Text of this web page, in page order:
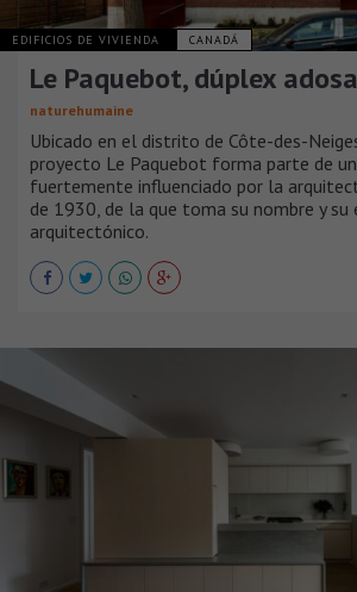
EDIFICIOS DE VIVIENDA CANADÁ
Le Paquebot, dúplex
naturehumaine
Ubicado en el distrito de Côte-des-
proyecto Le Paquebot forma parte de
fuertemente influenciado por la
de 1930, de la que toma su nombre y su
arquitectónico.